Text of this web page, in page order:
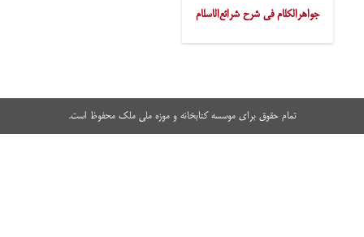
جواهرالکلام فی شرح شرائع‌الاسلام
تمام حقوق برای موسسه کتابخانه و موزه ملی ملک محفوظ است.